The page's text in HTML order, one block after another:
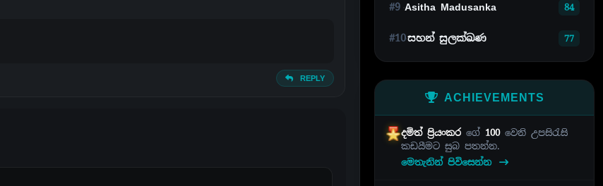
REPLY
#9 Asitha Madusanka 84
#10සහන් සුලක්ඛණ 77
ACHIEVEMENTS
දමිත් ප්‍රියංකර ගේ 100වෙනි උපසිරැසි
කඩයීමට සුබ පතන්න.
මෙතැනින් පිවිසෙන්න